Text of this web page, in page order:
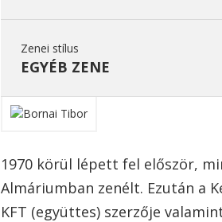
Zenei stílus
EGYÉB ZENE
1970 körül lépett fel először,
Almáriumban zenélt. Ezután a
KFT (együttes) szerzője